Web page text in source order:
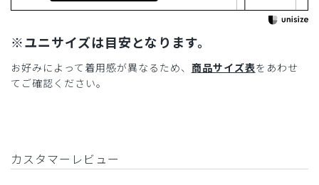
※ユニサイズは目安となります。
お好みによって着用感が異なるため、 商品サイズ表をあわせ
てご確認ください。
カスタマーレビュー